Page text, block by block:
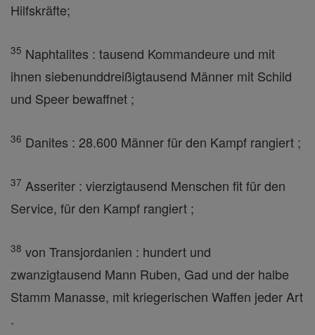
Hilfskräfte;
35 Naphtalites : tausend Kommandeure und mit
ihnen siebenunddreißigtausend Männer mit Schild
und Speer bewaffnet ;
36 Danites : 28.600 Männer für den Kampf rangiert ;
37 Asseriter : vierzigtausend Menschen fit für den
Service, für den Kampf rangiert ;
38 von Transjordanien : hundert und
zwanzigtausend Mann Ruben, Gad und der halbe
Stamm Manasse, mit kriegerischen Waffen jeder Art
.